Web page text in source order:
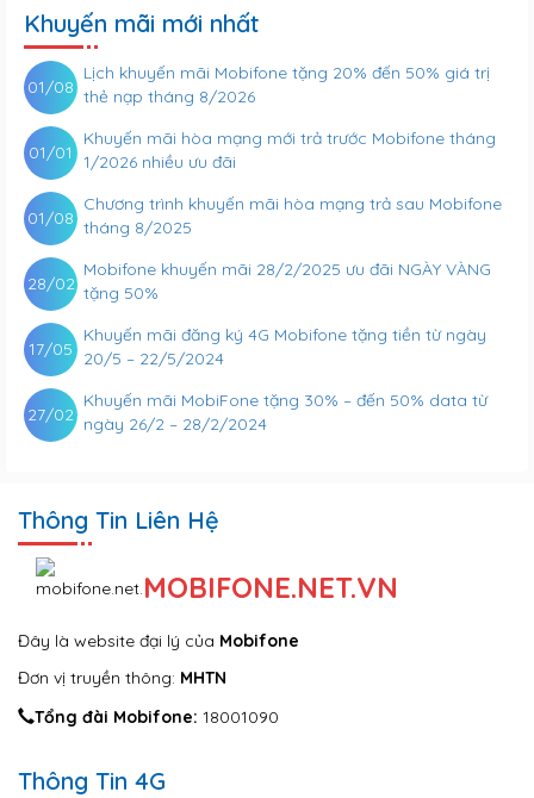
Khuyến mãi mới nhất
Lịch khuyến mãi Mobifone tặng 20% đến 50% giá trị
thẻ nạp tháng 8/2026
01/08
Khuyến mãi hòa mạng mới trả trước Mobifone tháng
1/2026 nhiều ưu đãi
01/01
Chương trình khuyến mãi hòa mạng trả sau Mobifone
tháng 8/2025
01/08
Mobifone khuyến mãi 28/2/2025 ưu đãi NGÀY VÀNG
tặng 50%
28/02
Khuyến mãi đăng ký 4G Mobifone tặng tiền từ ngày
20/5 – 22/5/2024
17/05
Khuyến mãi MobiFone tặng 30% – đến 50% data từ
ngày 26/2 – 28/2/2024
27/02
Thông Tin Liên Hệ
MOBIFONE.NET.VN
Đây là website đại lý của Mobifone
Đơn vị truyền thông: MHTN
Tổng đài Mobifone: 18001090
Thông Tin 4G